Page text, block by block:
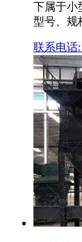
下属于小
型号、规
联系电话: